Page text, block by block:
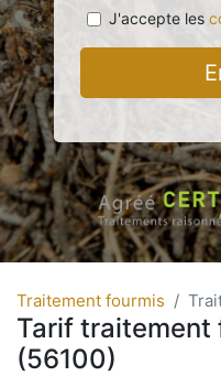
J'accepte les
Traitement fourmis
Tarif traitement
(56100)